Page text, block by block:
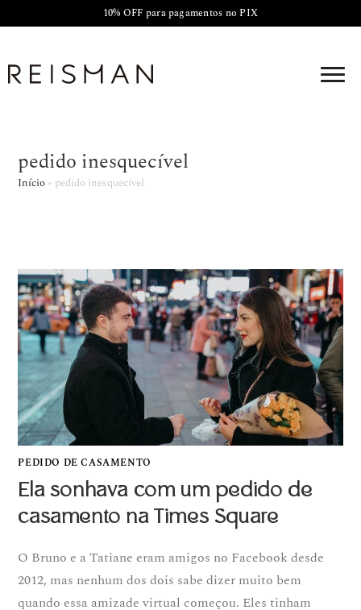
10% OFF para pagamentos no PIX
pedido inesquecível
Início » pedido inesquecível
PEDIDO DE CASAMENTO
Ela sonhava com um pedido de
casamento na Times Square
O Bruno e a Tatiane eram amigos no Facebook desde
2012, mas nenhum dos dois sabe dizer muito bem
quando essa amizade virtual começou. Eles tinham